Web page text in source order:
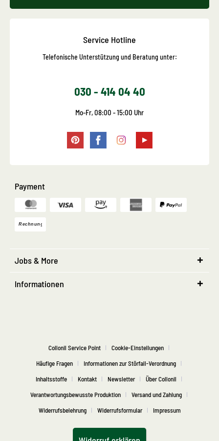
Service Hotline
Telefonische Unterstützung und Beratung unter:
030 - 414 04 40
Mo-Fr, 08:00 - 15:00 Uhr
Payment
Jobs & More
Informationen
Collonil Service Point
Cookie-Einstellungen
Häufige Fragen
Informationen zur Störfall-Verordnung
Inhaltsstoffe
Kontakt Newsletter
Über Collonil
Verantwortungsbewusste Produktion
Versand und Zahlung
Widerrufsbelehrung
Widerrufsformular Impressum